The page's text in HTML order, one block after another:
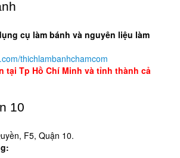
cụ làm bánh và nguyên liệu làm
thichlambanhchamcom
tại Tp Hồ Chí Minh và tỉnh thành cả
10
F5, Quận 10.